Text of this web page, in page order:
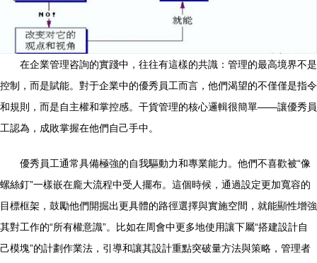
在企業管理咨詢的實踐中，往往有這樣的共識：管理的最高境界不是
控制，而是賦能。對于企業中的優秀員工而言，他們渴望的不僅僅是指令
和規則，而是自主權和掌控感。干貨管理的核心邏輯很簡單——讓優秀員
工認為，成敗掌握在他們自己手中。
優秀員工通常具備極強的自我驅動力和專業能力。他們不喜歡被“像
螺絲釘”一樣嵌在龐大流程中受人擺布。這個時候，通過設定更加寬容的
目標框架，鼓勵他們開掘出更具體的路徑選擇與實施空間，就能顯性增強
其對工作的“所有權意識”。比如在周會中更多地使用讓下屬“搭建設計自
己模塊”的計劃作業法，引導和讓其設計重點突破量方法與策略，管理者